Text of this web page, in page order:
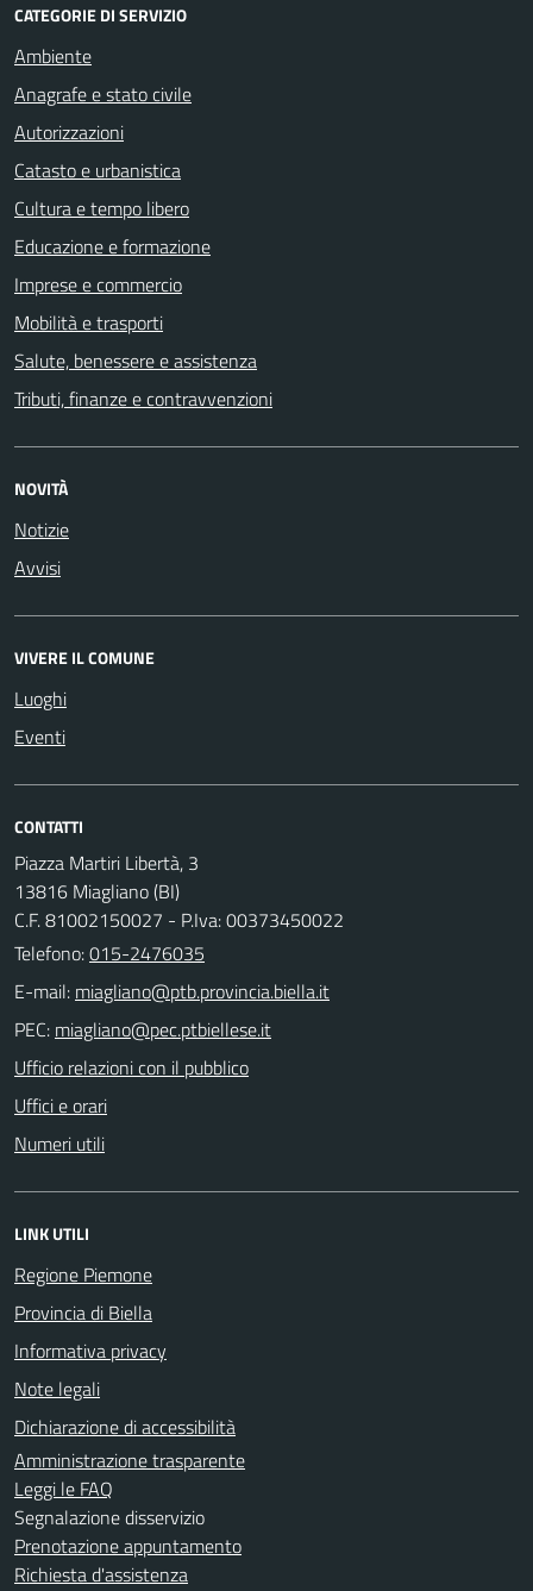
CATEGORIE DI SERVIZIO
Ambiente
Anagrafe e stato civile
Autorizzazioni
Catasto e urbanistica
Cultura e tempo libero
Educazione e formazione
Imprese e commercio
Mobilità e trasporti
Salute, benessere e assistenza
Tributi, finanze e contravvenzioni
NOVITÀ
Notizie
Avvisi
VIVERE IL COMUNE
Luoghi
Eventi
CONTATTI
Piazza Martiri Libertà, 3
13816 Miagliano (BI)
C.F. 81002150027 - P.Iva: 00373450022
Telefono:015-2476035
E-mail:
PEC:
Ufficio relazioni con il pubblico
Uffici e orari
Numeri utili
LINK UTILI
Regione Piemone
Provincia di Biella
Informativa privacy
Note legali
Dichiarazione di accessibilità
Amministrazione trasparente
Leggi le FAQ
Segnalazione disservizio
Prenotazione appuntamento
Richiesta d'assistenza